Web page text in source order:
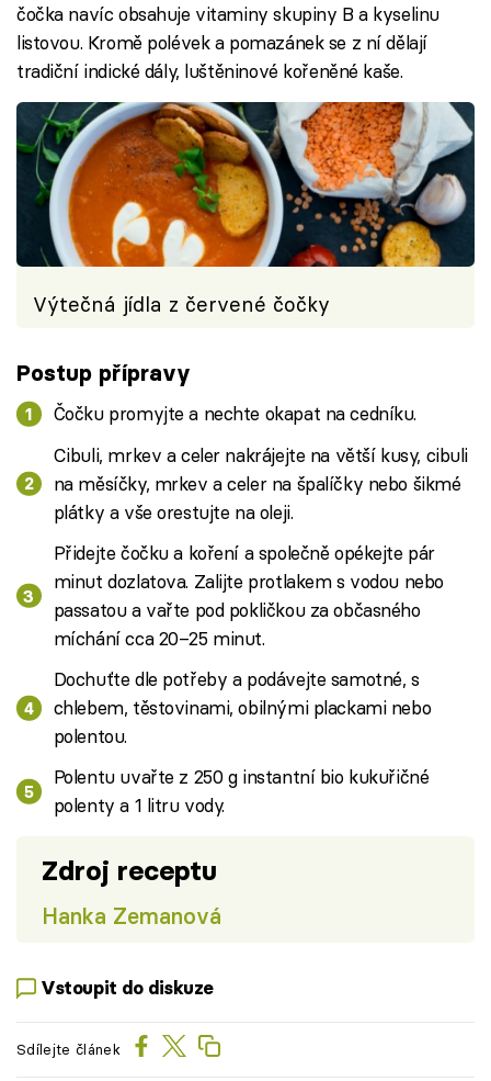
čočka navíc obsahuje vitaminy skupiny B a kyselinu
listovou. Kromě polévek a pomazánek se z ní dělají
tradiční indické dály, luštěninové kořeněné kaše.
Výtečná jídla z červené čočky
Postup přípravy
Čočku promyjte a nechte okapat na cedníku.
Cibuli, mrkev a celer nakrájejte na větší kusy, cibuli
na měsíčky, mrkev a celer na špalíčky nebo šikmé
plátky a vše orestujte na oleji.
Přidejte čočku a koření a společně opékejte pár
minut dozlatova. Zalijte protlakem s vodou nebo
passatou a vařte pod pokličkou za občasného
míchání cca 20–25 minut.
Dochuťte dle potřeby a podávejte samotné, s
chlebem, těstovinami, obilnými plackami nebo
polentou.
Polentu uvařte z 250 g instantní bio kukuřičné
polenty a 1 litru vody.
Zdroj receptu
Hanka Zemanová
Vstoupit do diskuze
Sdílejte článek